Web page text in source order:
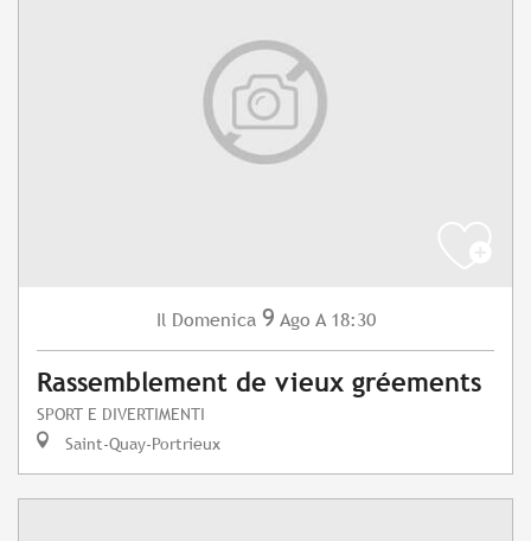
Il Domenica 9 Ago A 18:30
Rassemblement de vieux gréements
SPORT E DIVERTIMENTI
Saint-Quay-Portrieux